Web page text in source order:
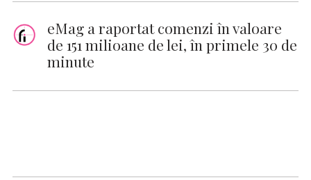
eMag a raportat comenzi în valoare
de 151 milioane de lei, în primele 30 de
minute